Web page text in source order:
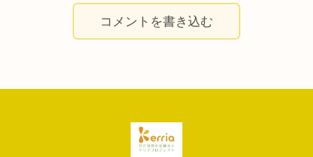
コメントを書き込む